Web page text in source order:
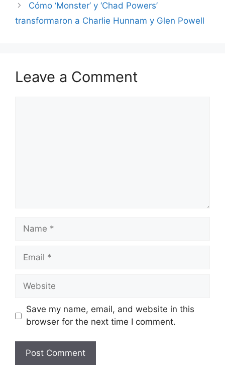
Cómo ‘Monster’ y ‘Chad Powers’
transformaron a Charlie Hunnam y Glen Powell
Leave a Comment
Name
Email
Website
Save my name, email, and website in this
browser for the next time I comment.